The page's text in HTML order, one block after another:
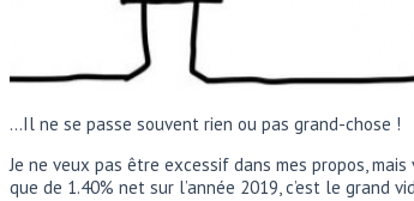
…Il ne se passe souvent rien ou pas grand-chose !
Je ne veux pas être excessif dans mes propos,
que de 1.40% net sur l’année 2019, c’est le grand